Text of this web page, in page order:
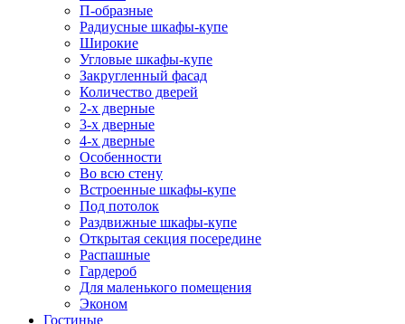
П-образные
Радиусные шкафы-купе
Широкие
Угловые шкафы-купе
Закругленный фасад
Количество дверей
2-х дверные
3-х дверные
4-х дверные
Особенности
Во всю стену
Встроенные шкафы-купе
Под потолок
Раздвижные шкафы-купе
Открытая секция посередине
Распашные
Гардероб
Для маленького помещения
Эконом
Гостиные